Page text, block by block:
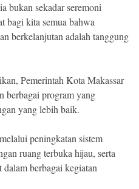
bukan sekadar seremoni
bagi kita semua bahwa
berkelanjutan adalah tanggung
Pemerintah Kota Makassar
berbagai program yang
yang lebih baik.
peningkatan sistem
ruang terbuka hijau, serta
dalam berbagai kegiatan